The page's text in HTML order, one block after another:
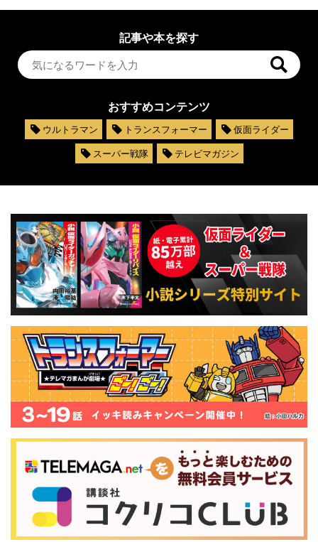
記事や本を探す
おすすめコンテンツ
ウルトラマン トランスフォーマー
仮面ライダー
スーパー戦隊
テレビマガジン